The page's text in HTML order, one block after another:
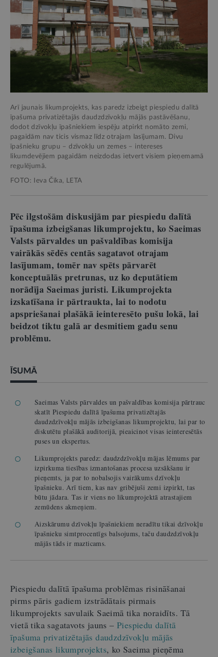
Arī jaunais likumprojekts, kas paredz izbeigt piespiedu dalītā
īpašuma privatizētajās daudzdzīvokļu mājās pastāvēšanu,
dodot dzīvokļu īpašniekiem iespēju atpirkt nomāto zemi,
pagaidām nav ticis vismaz līdz otrajam lasījumam. Divu
īpašnieku grupu – dzīvokļu un zemes – intereses
likumdevējiem pagaidām neizdodas ietvert visiem pieņemamā
regulējumā.
FOTO: Ieva Čīka, LETA
Pēc ilgstošām diskusijām par piespiedu dalītā
īpašuma izbeigšanas likumprojektu, ko Saeimas
Valsts pārvaldes un pašvaldības komisija
vairākās sēdēs centās sagatavot otrajam
lasījumam, tomēr nav spēts pārvarēt
konceptuālās pretrunas, uz ko deputātiem
norādīja Saeimas juristi. Likumprojekta
izskatīšana ir pārtraukta, lai to nodotu
apspriešanai plašākā ieinteresēto pušu lokā, lai
beidzot tiktu galā ar desmitiem gadu senu
problēmu.
ĪSUMĀ
Saeimas Valsts pārvaldes un pašvaldības komisija pārtrauc
skatīt Piespiedu dalītā īpašuma privatizētajās
daudzdzīvokļu mājās izbeigšanas likumprojektu, lai par to
diskutētu plašākā auditorijā, pieaicinot visas ieinteresētās
puses un ekspertus.
Likumprojekts paredz: daudzdzīvokļu mājas lēmums par
izpirkuma tiesības izmantošanas procesa uzsākšanu ir
pieņemts, ja par to nobalsojis vairākums dzīvokļu
īpašnieku. Arī tiem, kas nav gribējuši zemi izpirkt, tas
būtu jādara. Tas ir viens no likumprojektā atrastajiem
zemūdens akmeņiem.
Aizskārumu dzīvokļu īpašniekiem neradītu tikai dzīvokļu
īpašnieku simtprocentīgs balsojums, taču daudzdzīvokļu
mājās tāds ir mazticams.
Piespiedu dalītā īpašuma problēmas risināšanai
pirms pāris gadiem izstrādātais pirmais
likumprojekts savulaik Saeimā tika noraidīts. Tā
vietā tika sagatavots jauns – Piespiedu dalītā
īpašuma privatizētajās daudzdzīvokļu mājās
izbeigšanas likumprojekts, ko Saeima pieņēma